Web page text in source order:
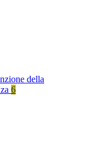
della
6